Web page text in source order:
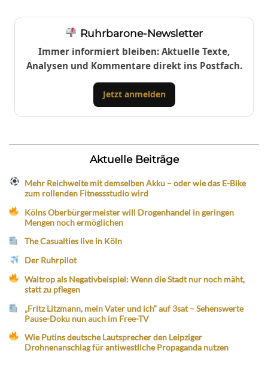
Ruhrbarone-Newsletter
Immer informiert bleiben: Aktuelle Texte,
Analysen und Kommentare direkt ins Postfach.
Jetzt anmelden
Aktuelle Beiträge
Mehr Reichweite mit demselben Akku – oder wie das E-Bike
zum rollenden Fitnessstudio wird
Kölns Oberbürgermeister will Drogenhandel in geringen
Mengen noch ermöglichen
The Casualties live in Köln
Der Ruhrpilot
Waltrop als Negativbeispiel: Wenn die Stadt nur noch mäht,
statt zu pflegen
„Fritz Litzmann, mein Vater und ich“ auf 3sat – Sehenswerte
Pause-Doku nun auch im Free-TV
Wie Putins deutsche Lautsprecher den Leipziger
Drohnenanschlag für antiwestliche Propaganda nutzen